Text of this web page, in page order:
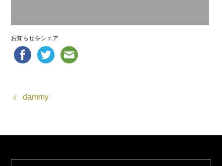
お知らせをシェア
dammy